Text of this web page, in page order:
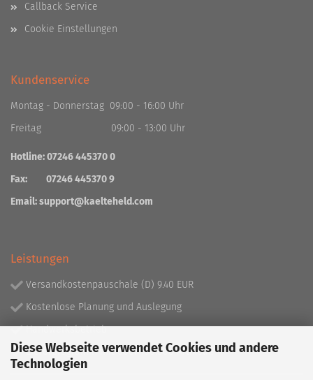
Diese Webseite verwendet Cookies und andere
Technologien
Callback Service
Cookie Einstellungen
Kundenservice
Montag - Donnerstag 09:00 - 16:00 Uhr
Freitag 09:00 - 13:00 Uhr
Hotline: 07246 445370 0
Fax: 07246 445370 9
Email:support@kaelteheld.com
Leistungen
Versandkostenpauschale (D) 9.40 EUR
Kostenlose Planung und Auslegung
Handwerksbetrieb
Lieferprogramm mit über 130.000 Artikeln!